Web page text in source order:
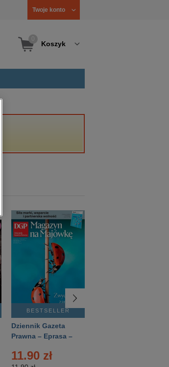
Twoje konto
Koszyk
BESTSELLER
Dziennik Gazeta
Prawna – Eprasa –
11.90 zł